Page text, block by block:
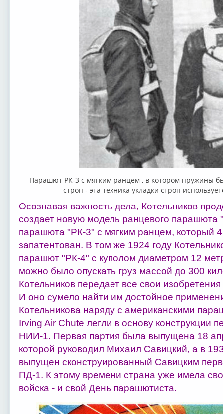
Парашют РК-3 с мягким ранцем , в котором пружины
строп - эта техника укладки строп
Осознавая важность дела, Котельников
создает новую модель ранцевого парашюта
парашюта "РК-3" с мягким ранцем, который
запатентован. В том же 1924 году
парашют "РК-4" с куполом диаметром 12
можно было опускать груз массой до 300
Котельников передает все свои
И оно сумело найти им достойное
Котельникова наряду с американскими
Irving Air Chute легли в основу конструкции
НИИ-1. Первая партия была выпущена 18
которой руководил Михаил Савицкий, а в
выпущен сконструированный Савицким
ПД-1. К этому времени страна уже имела
войска - и свой День парашютиста.